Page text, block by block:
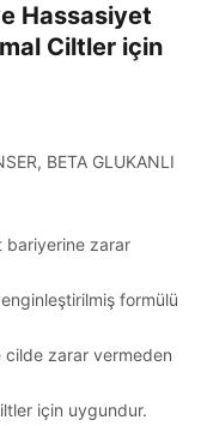
Hassasiyet
Ciltler için
BETA GLUKANLI
bariyerine zarar
formülü
cilde zarar vermeden
için uygundur.